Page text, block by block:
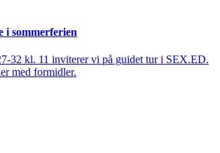
i sommerferien
32 kl. 11 inviterer vi på guidet tur i SEX.ED.
med formidler.